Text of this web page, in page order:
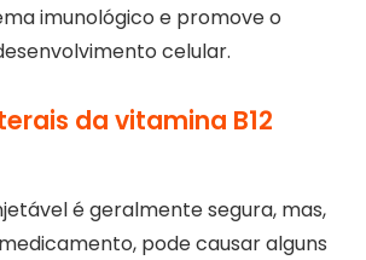
imunológico e promove o
celular.
da vitamina B12
é geralmente segura, mas,
pode causar alguns